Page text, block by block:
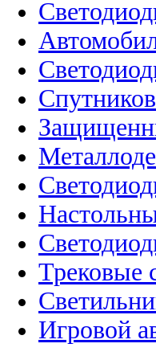
Трековые
Игровой